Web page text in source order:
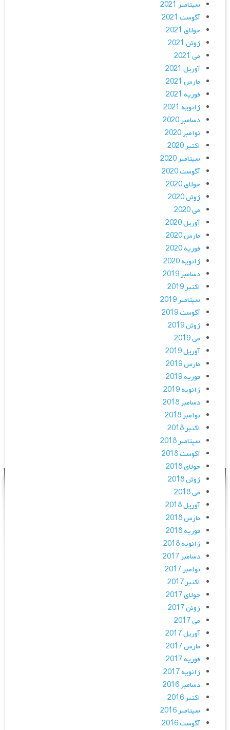
سپتامبر 2021
آگوست 2021
جولای 2021
ژوئن 2021
می 2021
آوریل 2021
مارس 2021
فوریه 2021
ژانویه 2021
دسامبر 2020
نوامبر 2020
اکتبر 2020
سپتامبر 2020
آگوست 2020
جولای 2020
ژوئن 2020
می 2020
آوریل 2020
مارس 2020
فوریه 2020
ژانویه 2020
دسامبر 2019
اکتبر 2019
سپتامبر 2019
آگوست 2019
ژوئن 2019
می 2019
آوریل 2019
مارس 2019
فوریه 2019
ژانویه 2019
دسامبر 2018
نوامبر 2018
اکتبر 2018
سپتامبر 2018
آگوست 2018
جولای 2018
ژوئن 2018
می 2018
آوریل 2018
مارس 2018
فوریه 2018
ژانویه 2018
دسامبر 2017
نوامبر 2017
اکتبر 2017
جولای 2017
ژوئن 2017
می 2017
آوریل 2017
مارس 2017
فوریه 2017
ژانویه 2017
دسامبر 2016
اکتبر 2016
سپتامبر 2016
آگوست 2016